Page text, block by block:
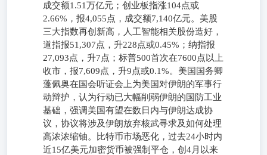
成交额1.51万亿元；创业板指涨104点或
2.66%，报4,055点，成交额7,140亿元。美股
三大指数再创新高，人工智能相关股份造好，
道指报51,307点，升228点或0.45%；纳指报
27,093点，升7点；标普500首次在7600点以上
收市，报7,609点，升9点或0.1%。美国国务卿
蓬佩奥在国会听证会上为美国对伊朗的军事行
动辩护，认为行动已大幅削弱伊朗的国防工业
基础，强调美国有望在数日内与伊朗达成协
议，协议将涉及伊朗放弃核武寻求及如何处理
高浓浓缩铀。比特币市场恶化，过去24小时内
近15亿美元加密货币被强制平仓，创4月以来